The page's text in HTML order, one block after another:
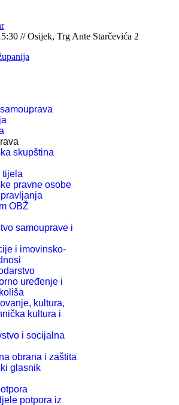
// Osijek, Trg Ante Starčevića 2
skupština
tijela
pravne osobe
OBŽ
samouprave i
i imovinsko-
uređenje i
kultura,
kultura i
i socijalna
obrana i zaštita
glasnik
potpora iz